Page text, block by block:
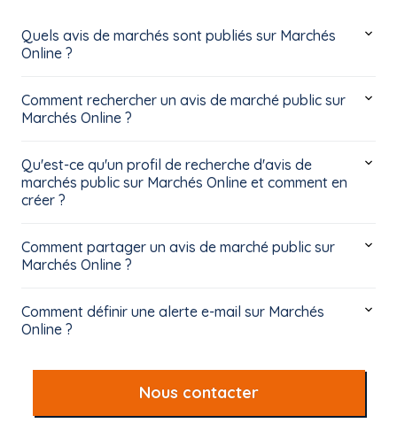
Quels avis de marchés sont publiés sur Marchés
Online ?
Comment rechercher un avis de marché public sur
Marchés Online ?
Qu'est-ce qu'un profil de recherche d'avis de
marchés public sur Marchés Online et comment en
créer ?
Comment partager un avis de marché public sur
Marchés Online ?
Comment définir une alerte e-mail sur Marchés
Online ?
Nous contacter